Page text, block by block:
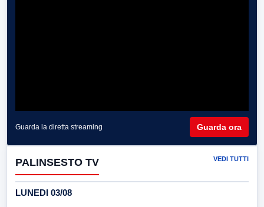
Guarda la diretta streaming Guarda ora
PALINSESTO TV VEDI TUTTI
LUNEDI 03/08